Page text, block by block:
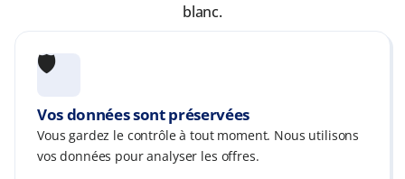
blanc.
🛡️
Vos données sont préservées
Vous gardez le contrôle à tout moment. Nous utilisons
vos données pour analyser les offres.